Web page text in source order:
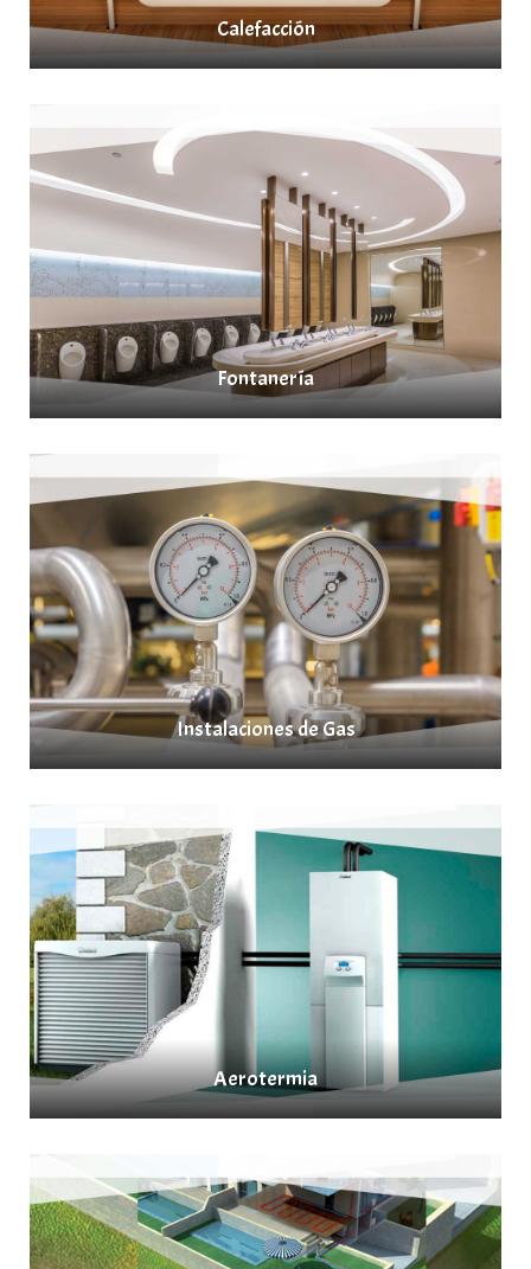
Calefacción
Fontanería
Instalaciones de Gas
Aerotermia